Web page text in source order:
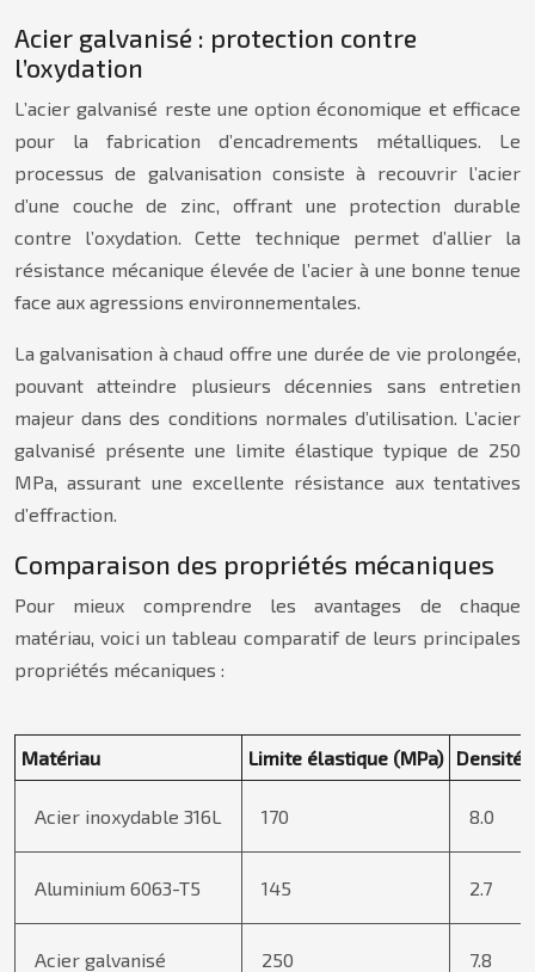
Acier galvanisé : protection contre
l’oxydation
L’acier galvanisé reste une option économique et efficace
pour la fabrication d’encadrements métalliques. Le
processus de galvanisation consiste à recouvrir l’acier
d’une couche de zinc, offrant une protection durable
contre l’oxydation. Cette technique permet d’allier la
résistance mécanique élevée de l’acier à une bonne tenue
face aux agressions environnementales.
La galvanisation à chaud offre une durée de vie prolongée,
pouvant atteindre plusieurs décennies sans entretien
majeur dans des conditions normales d’utilisation. L’acier
galvanisé présente une limite élastique typique de 250
MPa, assurant une excellente résistance aux tentatives
d’effraction.
Comparaison des propriétés mécaniques
Pour mieux comprendre les avantages de chaque
matériau, voici un tableau comparatif de leurs principales
propriétés mécaniques :
Matériau Limite élastique (MPa) Densité
Acier inoxydable 316L 170 8.0
Aluminium 6063-T5 145 2.7
Acier galvanisé 250 7.8